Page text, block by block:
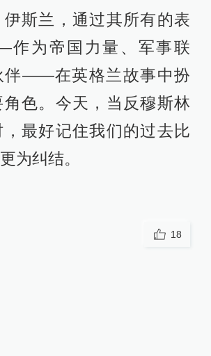
斯兰，通过其所有的表
为帝国力量、军事联
伴——在英格兰故事中扮
色。今天，当反穆斯林
最好记住我们的过去比
为纠结。
18